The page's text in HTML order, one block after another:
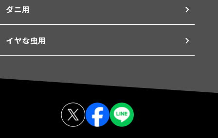
ダニ用
イヤな虫用